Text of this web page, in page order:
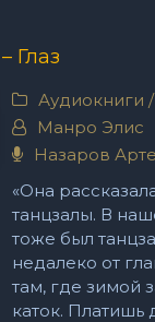
Глаз
Аудиокниги /
Манро Элис
Назаров
«Она
танцзалы. В
тоже был
недалеко от
там, где зимой
каток. Платишь